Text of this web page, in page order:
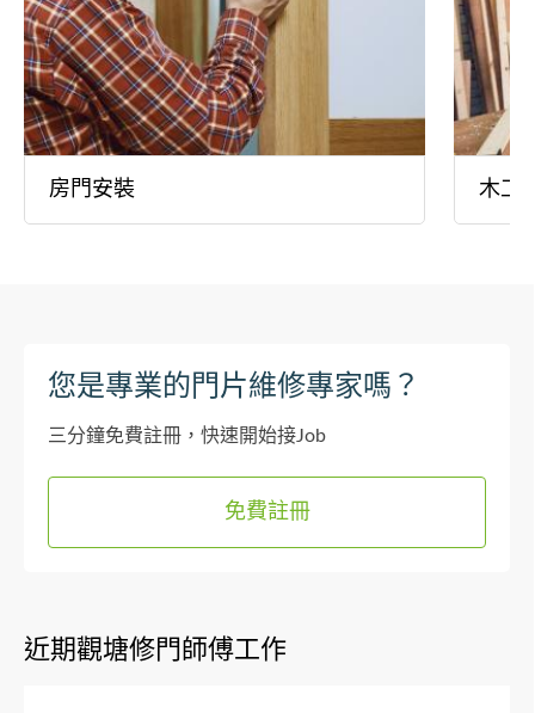
房門安裝 木工
您是專業的門片維修專家嗎？
三分鐘免費註冊，快速開始接Job
免費註冊
近期觀塘修門師傅工作